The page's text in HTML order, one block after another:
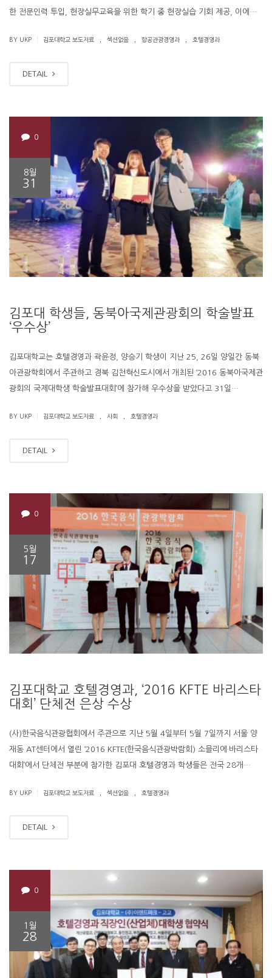
한 전문인력 투입, 현장실무교육을 위한 학기 중 현장실습 기회 제공, 이에…
BY UKP 김포대학교 보도자료 섹션없음 항공관광경영과 호텔경영과
DETAIL
0
8월
31
김포대 학생들, 동북아국제관광회의 학술발표
‘우수상’
김포대학교는 호텔경영과 곽윤정, 양승기 학생이 지난 25, 26일 양일간 동북
아관광학회에서 주관하고 경북 김천혁신도시에서 개최된 ‘2016 동북아국제관
광회의 국제대학생 학술발표대회’에 참가해 우수상을 받았다고 31일…
BY UKP 김포대학교 보도자료 사회 호텔경영과
DETAIL
0
5월
17
김포대학교 호텔경영과, ‘2016 KFTE 바리스타
대회’ 단체전 은상 수상
(사)한국음식관광협회에서 주관으로 지난 5월 4일부터 5월 7일까지 서울 양
재동 AT센터에서 열린 ‘2016 KFTE(한국음식관광박람회) 소믈리에·바리스타
대회’에서 단체전 부분에 참가한 김포대 호텔경영과 학생들은 전국 28개…
BY UKP 김포대학교 보도자료 섹션없음 호텔경영과
DETAIL
0
1월
28